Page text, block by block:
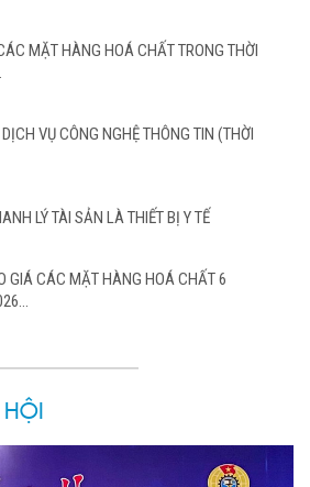
MẶT HÀNG HOÁ CHẤT TRONG THỜI
VỤ CÔNG NGHỆ THÔNG TIN (THỜI
LÝ TÀI SẢN LÀ THIẾT BỊ Y TẾ
GIÁ CÁC MẶT HÀNG HOÁ CHẤT 6